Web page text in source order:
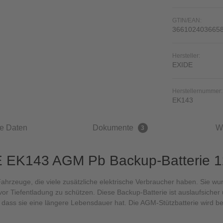
GTIN/EAN:
Hersteller:
EXIDE
Herstellernummer:
EK143
Daten Dokumente 3
AGM Pb Backup-Batterie
die viele zusätzliche elektrische Verbraucher haben. Sie
Tiefentladung zu schützen. Diese Backup-Batterie ist
sie eine längere Lebensdauer hat. Die AGM-Stützbatterie wird